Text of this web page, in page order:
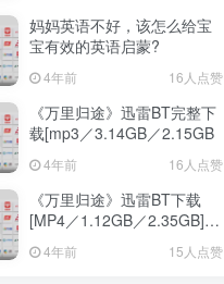
妈妈英语不好，该怎么给宝
宝有效的英语启蒙?
4年前 16人点赞
《万里归途》迅雷BT完整下
载[mp3／3.14GB／2.15GB
4年前 16人点赞
《万里归途》迅雷BT下载
[MP4／1.12GB／2.35GB]高
清加长版
4年前 15人点赞